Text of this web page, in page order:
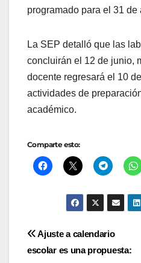
programado para el 31 de
La SEP detalló que las
concluirán el 12 de junio,
docente regresará el 10
actividades de
académico.
Comparte esto:
Navegación
Ajuste a calendario
escolar es una propuesta: